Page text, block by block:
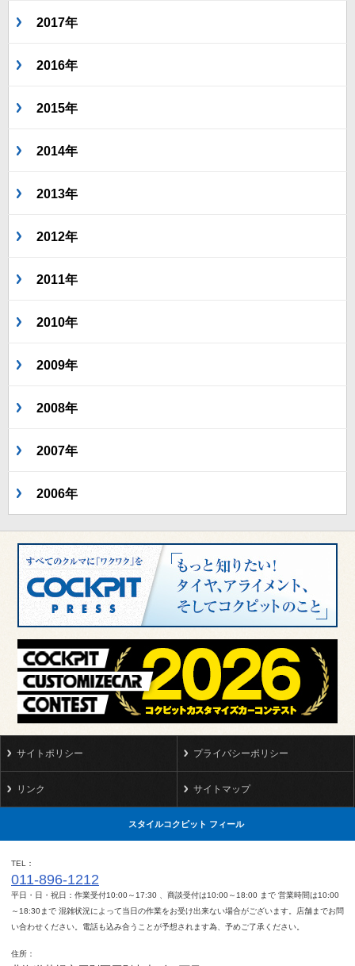
2017年
2016年
2015年
2014年
2013年
2012年
2011年
2010年
2009年
2008年
2007年
2006年
サイトポリシー プライバシーポリシー
リンク サイトマップ
スタイルコクピット フィール
TEL
011-896-1212
平日・日・祝日：作業受付10:00～17:30 、商談受付は10:00～18:00 まで 営業時間は10:00
～18:30まで 混雑状況によって当日の作業をお受け出来ない場合がございます。店舗までお問
い合わせください。電話も込み合うことが予想されます為、予めご了承ください。
住所